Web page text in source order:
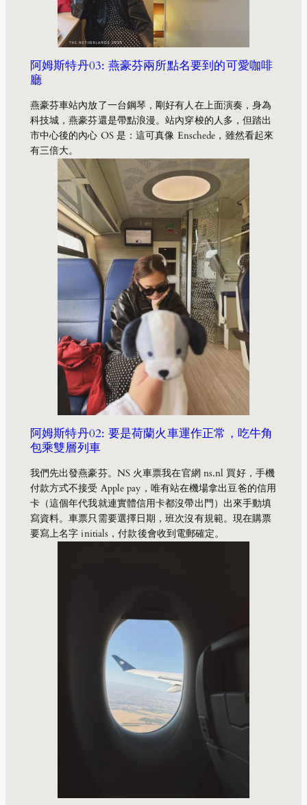
阿姆斯特丹03: 燕豪芬兩所點名要到的可愛咖啡
廳
燕豪芬車站內放了一台鋼琴，剛好有人在上面演奏，身為
科技城，燕豪芬還是帶點浪漫。站內穿梭的人多，但踏出
市中心後的內心 OS 是：這可真像 Enschede，雖然看起來
有三倍大。
阿姆斯特丹02: 要是荷蘭火車運作正常，吃牛角
包乘雙層列車
我們先出發燕豪芬。NS 火車票我在官網 ns.nl 買好，手機
付款方式不接受 Apple pay，唯有站在機場拿出豆爸的信用
卡（這個年代我就連實體信用卡都沒帶出門）出來手動填
寫資料。車票只需要選擇日期，班次沒有規範。現在購票
要寫上名字 initials，付款後會收到電郵確定。